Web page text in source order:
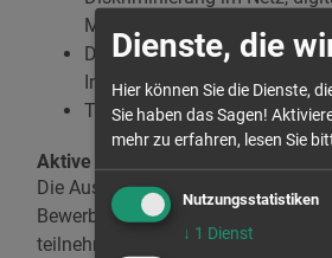
Medienmacht sowie digitales
Durchführung einer
Informationsangebote für
Teilnahme an einem
Aktive Begleitung der Schulen
Die Auswahl der Schulen für das
Bewerbung finden zwischen dem
teilnehmenden Schulen statt.
Dienste, die
Hier können Sie die Dienste,
Sie haben das Sagen!
mehr zu erfahren, lesen Sie
Nutzungsstatistiken
↓ 1 Dienst